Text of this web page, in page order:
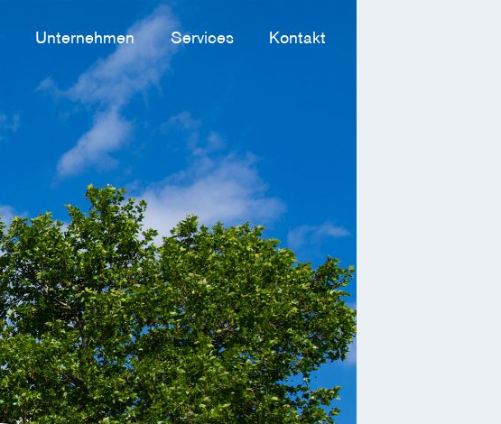
Unternehmen Services Kontakt